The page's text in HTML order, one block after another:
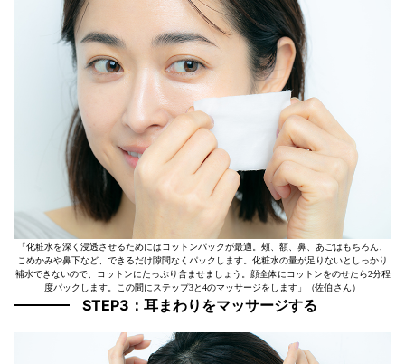
「化粧水を深く浸透させるためにはコットンパックが最適。頰、額、鼻、あごはもちろん、
こめかみや鼻下など、できるだけ隙間なくパックします。化粧水の量が足りないとしっかり
補水できないので、コットンにたっぷり含ませましょう。顔全体にコットンをのせたら2分程
度パックします。この間にステップ3と4のマッサージをします」（佐伯さん）
STEP3：耳まわりをマッサージする